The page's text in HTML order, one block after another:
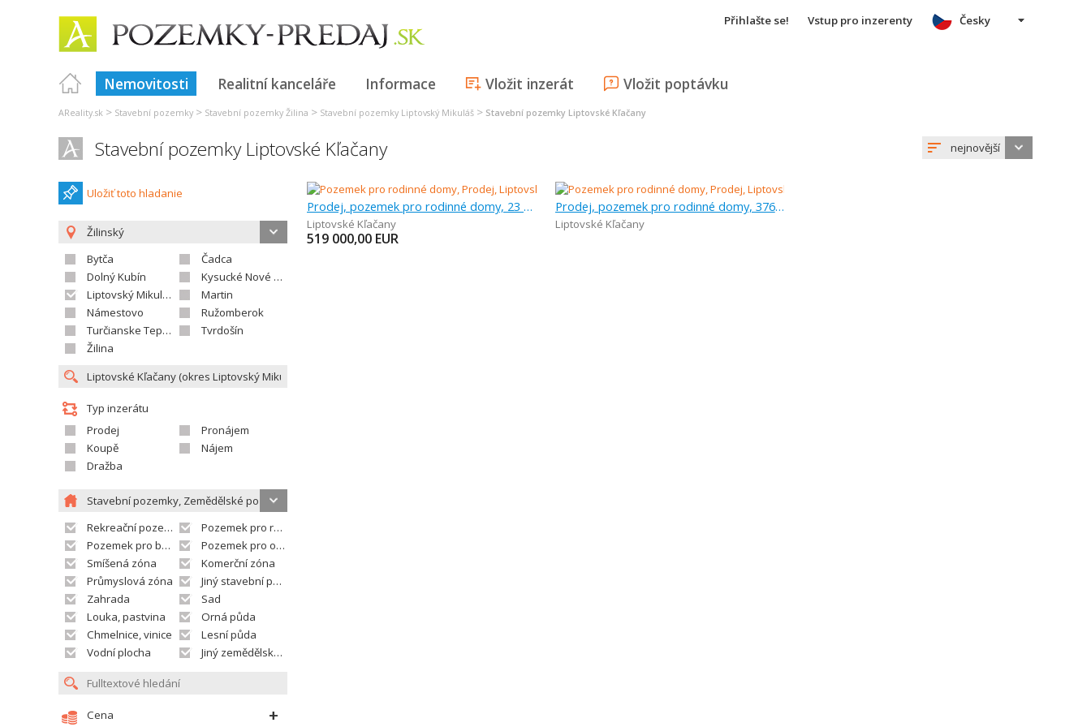
Přihlašte se! Vstup pro inzerenty
Nemovitosti Realitní kanceláře Informace Vložit inzerát Vložit poptávku
Česky
AReality.sk > Stavební pozemky > Stavební pozemky Žilina > Stavební pozemky Liptovský Mikuláš > Stavební pozemky Liptovské Kľačany
Stavební pozemky Liptovské Kľačany nejnovější
Uložiť toto hladanie
Žilinský
Bytča
Čadca
Dolný Kubín
Kysucké Nové Mesto
Liptovský Mikuláš
Martin
Námestovo
Ružomberok
Turčianske Teplice
Tvrdošín
Žilina
Typ inzerátu
Prodej
Pronájem
Koupě
Nájem
Dražba
Stavební pozemky, Zemědělské pozemky
Rekreační pozemek
Pozemek pro rodinné domy
Pozemek pro bytovou výstavbu
Pozemek pro občanskou vybavenost
Smíšená zóna
Komerční zóna
Průmyslová zóna
Jiný stavební pozemek
Zahrada
Sad
Louka, pastvina
Orná půda
Chmelnice, vinice
Lesní půda
Vodní plocha
Jiný zemědělský pozemek
Cena
Prodej, pozemek pro rodinné domy, 23 051 m
Liptovské Kľačany
519 000,00 EUR
Prodej, pozemek pro rodinné domy, 376 m
Liptovské Kľačany